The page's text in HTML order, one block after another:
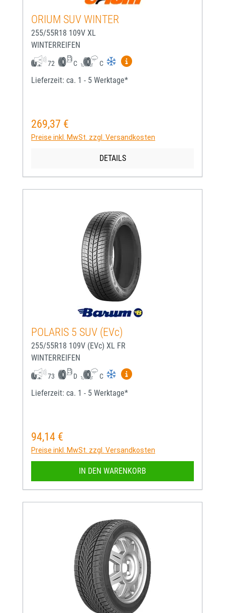
ORIUM SUV WINTER
255/55R18 109V XL
WINTERREIFEN
72 C C
Mehr Informationen zum
Lieferzeit: ca. 1 - 5 Werktage*
Regulärer Preis:
269,37 €
Preise inkl. MwSt. zzgl. Versandkosten
DETAILS
POLARIS 5 SUV (EVc)
255/55R18 109V (EVc) XL FR
WINTERREIFEN
73 D C
Mehr Informationen zum
Lieferzeit: ca. 1 - 5 Werktage*
Regulärer Preis:
94,14 €
Preise inkl. MwSt. zzgl. Versandkosten
IN DEN WARENKORB